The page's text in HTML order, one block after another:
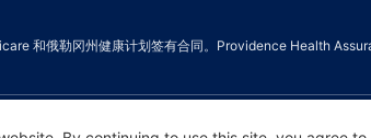
和俄勒冈州健康计划签有合同。Providence Health